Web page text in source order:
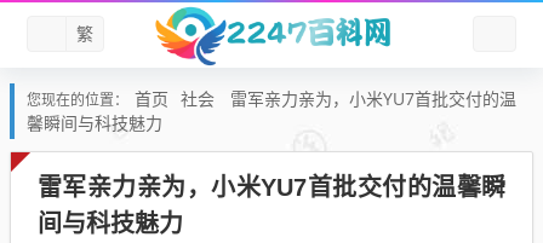
繁
您现在的位置： 首页 社会
雷军亲力亲为，小米YU7首批交付的温
馨瞬间与科技魅力
雷军亲力亲为，小米YU7首批交付的温馨瞬
间与科技魅力